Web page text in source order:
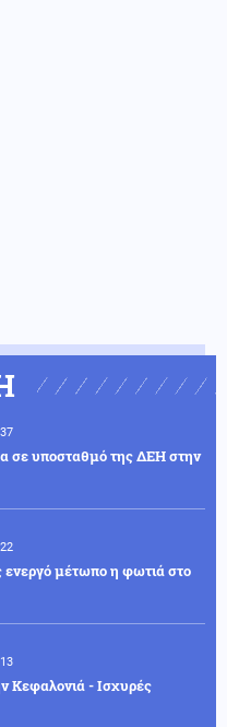
σε υποσταθμό της ΔΕΗ στην
ενεργό μέτωπο η φωτιά στο
Κεφαλονιά - Ισχυρές